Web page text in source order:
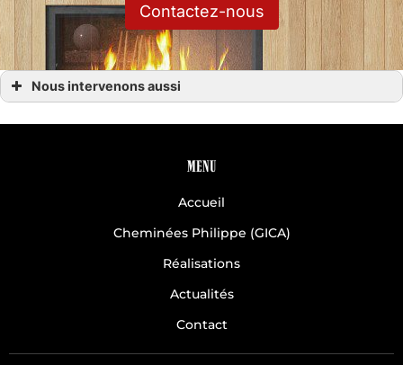
Contactez-nous
Nous intervenons aussi
MENU
Accueil
Cheminées Philippe (GICA)
Réalisations
Actualités
Contact